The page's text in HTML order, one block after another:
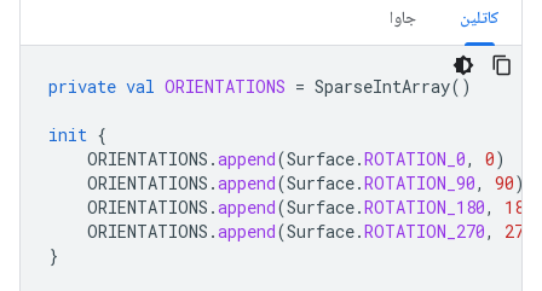
کاتلین جاوا
private val ORIENTATIONS = SparseIntArray()
init {
ORIENTATIONS .append(Surface.ROTATION_0, 0)
ORIENTATIONS .append(Surface.ROTATION_90, 90)
ORIENTATIONS .append(Surface.ROTATION_180, 180
ORIENTATIONS .append(Surface.ROTATION_270, 270
}